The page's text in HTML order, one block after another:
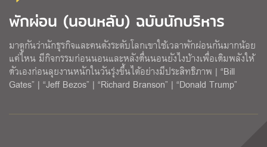
พักผ่อน (นอนหลับ) ฉบับนักบริหาร
มาดูกันว่านักธุรกิจและคนดังระดับโลกเขาใช้เวลาพักผ่อนกันมากน้อย
แค่ไหน มีกิจกรรมก่อนนอนและหลังตื่นนอนยังไงบ้างเพื่อเติมพลังให้
ตัวเองก่อนลุยงานหนักในวันรุ่งขึ้นได้อย่างมีประสิทธิภาพ | “Bill
Gates” | “Jeff Bezos” | “Richard Branson” | “Donald Trump”